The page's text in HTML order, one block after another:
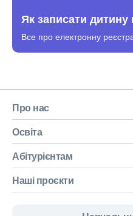
Як записати дитину
Все про електронну
Про нас
Освіта
Абітурієнтам
Наші проєкти